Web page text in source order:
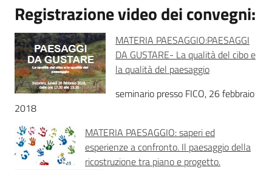
Seguici
Registrazione video dei convegni:
MATERIA PAESAGGIO:PAESAGGI
DA GUSTARE- La qualità del cibo e
la qualità del paesaggio
seminario presso FICO, 26 febbraio
2018
MATERIA PAESAGGIO: saperi ed
esperienze a confronto. Il paesaggio della
ricostruzione tra piano e progetto.